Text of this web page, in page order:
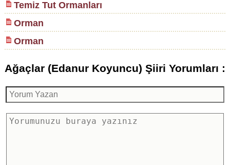
Temiz Tut Ormanları
Orman
Orman
Ağaçlar (Edanur Koyuncu) Şiiri Yorumları :